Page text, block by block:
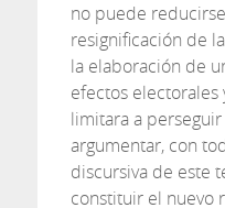
no puede
resignificación de
la elaboración de
efectos electorales
limitara a
argumentar, con
discursiva de este
constituir el nuevo